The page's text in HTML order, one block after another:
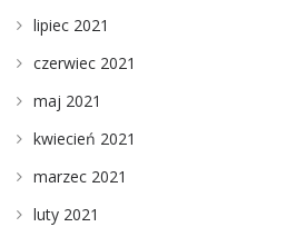
lipiec 2021
czerwiec 2021
maj 2021
kwiecień 2021
marzec 2021
luty 2021